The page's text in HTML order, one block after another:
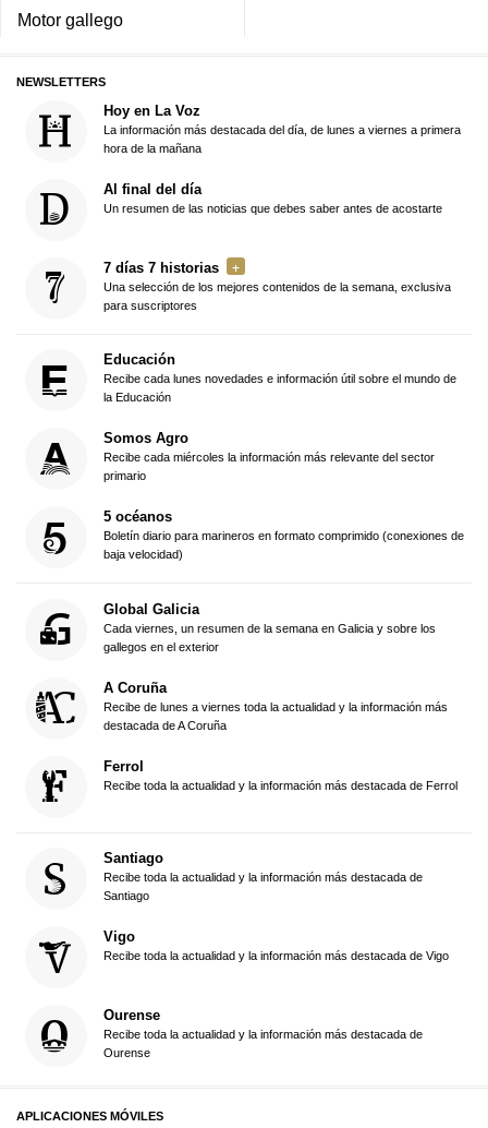
Motor gallego
NEWSLETTERS
Hoy en La Voz
La información más destacada del día, de lunes a viernes a primera
hora de la mañana
Al final del día
Un resumen de las noticias que debes saber antes de acostarte
7 días 7 historias
Una selección de los mejores contenidos de la semana, exclusiva
para suscriptores
Educación
Recibe cada lunes novedades e información útil sobre el mundo de
la Educación
Somos Agro
Recibe cada miércoles la información más relevante del sector
primario
5 océanos
Boletín diario para marineros en formato comprimido (conexiones de
baja velocidad)
Global Galicia
Cada viernes, un resumen de la semana en Galicia y sobre los
gallegos en el exterior
A Coruña
Recibe de lunes a viernes toda la actualidad y la información más
destacada de A Coruña
Ferrol
Recibe toda la actualidad y la información más destacada de Ferrol
Santiago
Recibe toda la actualidad y la información más destacada de
Santiago
Vigo
Recibe toda la actualidad y la información más destacada de Vigo
Ourense
Recibe toda la actualidad y la información más destacada de
Ourense
APLICACIONES MÓVILES